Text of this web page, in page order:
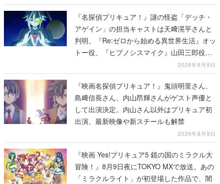
『名探偵プリキュア！』謎の怪盗「デッチ・
アゲイン」の担当キャストは天﨑滉平さんと
判明。『Re:ゼロから始める異世界生活』オッ
トー役、『ヒプノシスマイク』山田三郎役な
2026年8月9日
『映画名探偵プリキュア！』鬼頭明里さん、
島﨑信長さん、内山昂輝さんがゲスト声優と
して出演決定。内山さん以外はプリキュア初
出演、最新映像や新スチールも解禁
2026年8月9日
『映画 Yes!プリキュア5 鏡の国のミラクル大
冒険！』8月9日夜にTOKYO MXで放送。あの
「ミラクルライト」が初登場した作品で、闇